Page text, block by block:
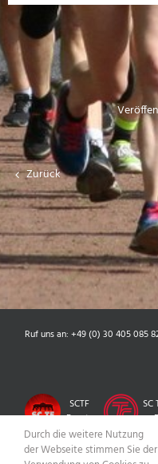
Zurück
Ruf uns an: +49 (0) 30 405 085
SCTF
Events
SC
Durch die weitere Nutzung
der Webseite stimmen Sie der